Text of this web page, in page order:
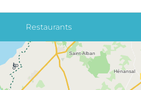
Restaurants